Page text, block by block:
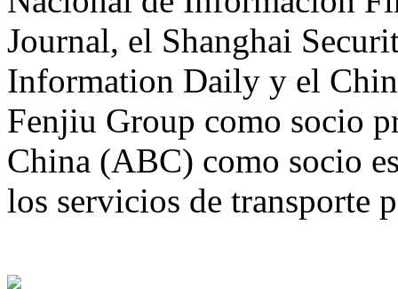
Journal, el Shanghai
Information Daily y el
Fenjiu Group como socio
China (ABC) como socio
los servicios de transporte